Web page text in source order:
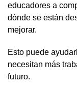
educadores a
dónde se están
mejorar.
Esto puede
necesitan más
futuro.